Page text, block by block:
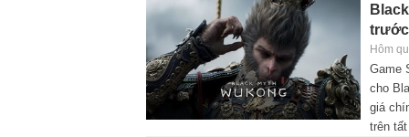
trước
Hôm
Game
cho
giá
trên